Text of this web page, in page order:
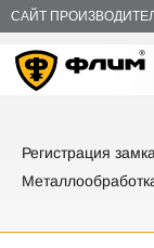
САЙТ
Регистрация замка